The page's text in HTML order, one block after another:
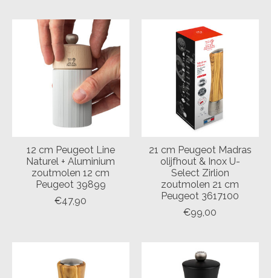
12 cm Peugeot Line
Naturel + Aluminium
zoutmolen 12 cm
Peugeot 39899
€47,90
21 cm Peugeot Madras
olijfhout & Inox U-
Select Zirlion
zoutmolen 21 cm
Peugeot 3617100
€99,00